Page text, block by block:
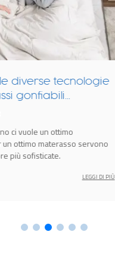
diverse tecnologie
gonfiabili
ci vuole un ottimo
un ottimo materasso servono
più sofisticate.
LEGGI DI PIÙ